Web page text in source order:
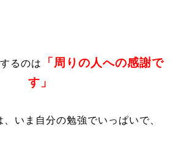
るのは
「周りの人への感謝で
す」
いま自分の勉強でいっぱいで、